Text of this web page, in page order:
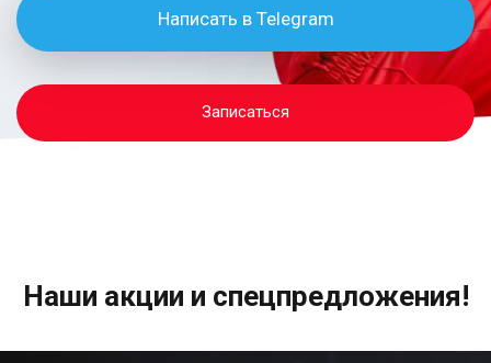
Написать в Telegram
Записаться
Наши акции и спецпредложения!